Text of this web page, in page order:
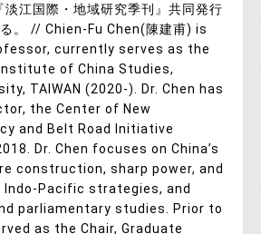
淡江国際・地域研究季刊』共同発行
。 // Chien-Fu Chen(陳建甫) is
currently serves as the
of China Studies,
TAIWAN (2020-). Dr. Chen has
the Center of New
and Belt Road Initiative
Dr. Chen focuses on China’s
construction, sharp power, and
Indo-Pacific strategies, and
parliamentary studies. Prior to
as the Chair, Graduate